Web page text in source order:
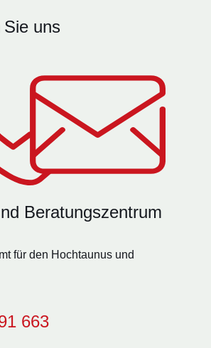
uns
Beratungszentrum
für den Hochtaunus und
663